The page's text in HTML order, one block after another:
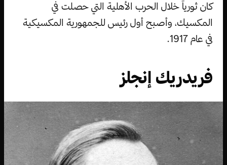
كان ثورياً خلال الحرب الأهلية التي حصلت في
المكسيك، وأصبح أول رئيس للجمهورية المكسيكية
في عام 1917.
فريدريك إنجلز